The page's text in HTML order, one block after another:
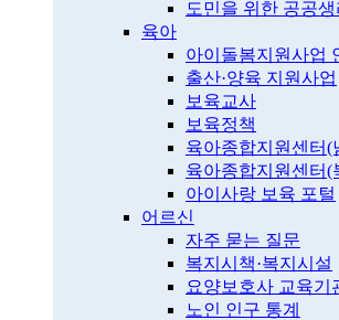
도민을 위한 공공생
육아
아이돌봄지원사업
출산·양육 지원사업
보육교사
보육정책
육아종합지원센터(
육아종합지원센터(
아이사랑 보육 포털
어르신
자주 묻는 질문
복지시책·복지시설
요양보호사 교육기
노인 인구 통계